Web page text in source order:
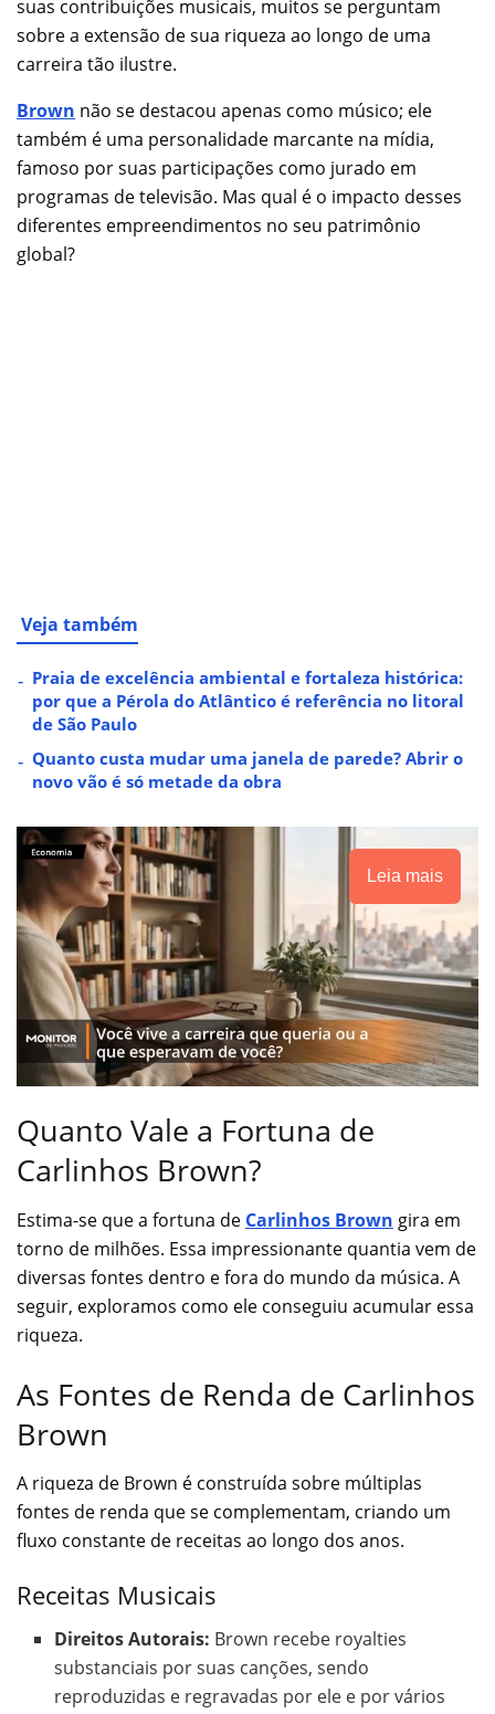
suas contribuições musicais, muitos se perguntam
sobre a extensão de sua riqueza ao longo de uma
carreira tão ilustre.
Brown não se destacou apenas como músico; ele
também é uma personalidade marcante na mídia,
famoso por suas participações como jurado em
programas de televisão. Mas qual é o impacto desses
diferentes empreendimentos no seu patrimônio
global?
Veja também
Praia de excelência ambiental e fortaleza histórica:
por que a Pérola do Atlântico é referência no litoral
de São Paulo
Quanto custa mudar uma janela de parede? Abrir o
novo vão é só metade da obra
Leia mais
Quanto Vale a Fortuna de
Carlinhos Brown?
Estima-se que a fortuna de Carlinhos Brown gira em
torno de milhões. Essa impressionante quantia vem de
diversas fontes dentro e fora do mundo da música. A
seguir, exploramos como ele conseguiu acumular essa
riqueza.
As Fontes de Renda de Carlinhos
Brown
A riqueza de Brown é construída sobre múltiplas
fontes de renda que se complementam, criando um
fluxo constante de receitas ao longo dos anos.
Receitas Musicais
Direitos Autorais: Brown recebe royalties
substanciais por suas canções, sendo
reproduzidas e regravadas por ele e por vários